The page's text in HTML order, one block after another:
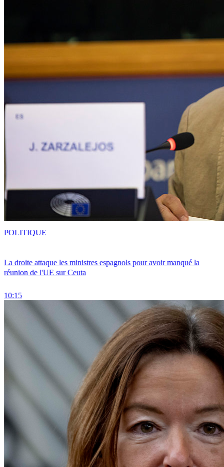
La droite attaque les ministres espagnols pour avoir manqué la
réunion de l'UE sur Ceuta
10:15
POLITIQUE